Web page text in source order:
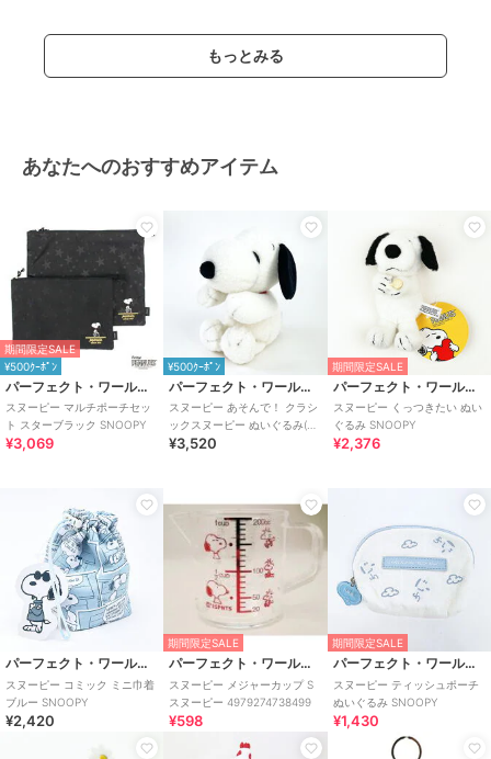
もっとみる
あなたへのおすすめアイテム
期間限定SALE
¥500ｸｰﾎﾟﾝ
パーフェクト・ワールド・トーキョー
スヌーピー マルチポーチセッ
ト スターブラック SNOOPY
¥3,069
¥500ｸｰﾎﾟﾝ
パーフェクト・ワールド・トーキョー
スヌーピー あそんで！ クラシ
ックスヌーピー ぬいぐるみ(S)
SNOOPY
¥3,520
期間限定SALE
パーフェクト・ワールド・トーキョー
スヌーピー くっつきたい ぬい
ぐるみ SNOOPY
¥2,376
パーフェクト・ワールド・トーキョー
スヌーピー コミック ミニ巾着
ブルー SNOOPY
¥2,420
期間限定SALE
パーフェクト・ワールド・トーキョー
スヌーピー メジャーカップ S
スヌーピー 4979274738499
¥598
期間限定SALE
パーフェクト・ワールド・トーキョー
スヌーピー ティッシュポーチ
ぬいぐるみ SNOOPY
¥1,430